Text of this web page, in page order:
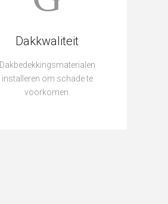
Dakkwaliteit
Dakbedekkingsmaterialen
installeren om schade te
voorkomen.